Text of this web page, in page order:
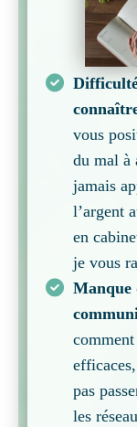
vous
du mal à
jamais
l’argent
en
je vous
Manque
pas
les